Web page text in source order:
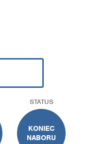
STATUS
KONIEC
NABORU